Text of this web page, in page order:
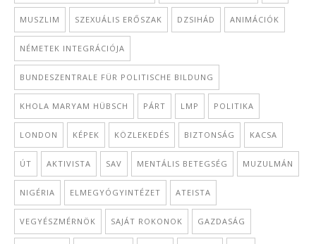
MUSZLIM SZEXUÁLIS ERŐSZAK DZSIHÁD ANIMÁCIÓK
NÉMETEK INTEGRÁCIÓJA
BUNDESZENTRALE FÜR POLITISCHE BILDUNG
KHOLA MARYAM HÜBSCH PÁRT LMP POLITIKA
LONDON KÉPEK KÖZLEKEDÉS BIZTONSÁG KACSA
ÚT AKTIVISTA SAV MENTÁLIS BETEGSÉG MUZULMÁN
NIGÉRIA ELMEGYÓGYINTÉZET ATEISTA
VEGYÉSZMÉRNÖK SAJÁT ROKONOK GAZDASÁG